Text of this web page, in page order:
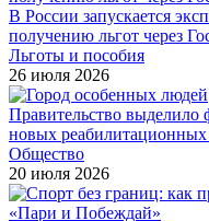
В России запускается
получению льгот через
Льготы и пособия
26 июля 2026
Правительство выделило
новых реабилитационных
Общество
20 июля 2026